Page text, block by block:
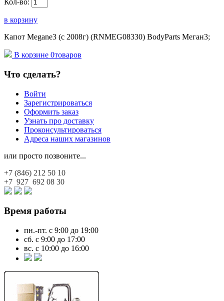
Кол-во:
в корзину
Капот Megane3 (с 2008г) (RNMEG08330) BodyParts Меган3;
В корзине 0товаров
Что сделать?
Войти
Зарегистрироваться
Оформить заказ
Узнать про доставку
Проконсультироваться
Адреса наших магазинов
или просто позвоните...
+7 (846) 212 50 10
+7 927 692 08 30
Время работы
пн.-пт. с 9:00 до 19:00
сб. с 9:00 до 17:00
вс. с 10:00 до 16:00